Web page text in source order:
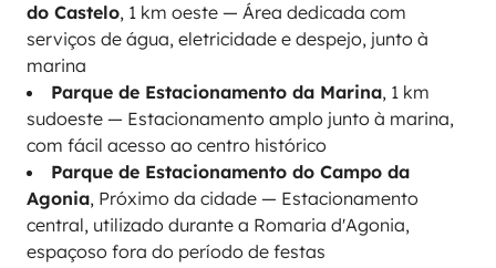
do Castelo, 1 km oeste — Área dedicada com
serviços de água, eletricidade e despejo, junto à
marina
Parque de Estacionamento da Marina, 1 km
sudoeste — Estacionamento amplo junto à marina,
com fácil acesso ao centro histórico
Parque de Estacionamento do Campo da
Agonia, Próximo da cidade — Estacionamento
central, utilizado durante a Romaria d'Agonia,
espaçoso fora do período de festas